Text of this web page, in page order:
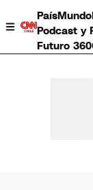
PaísMundo
Podcast y
Futuro 360